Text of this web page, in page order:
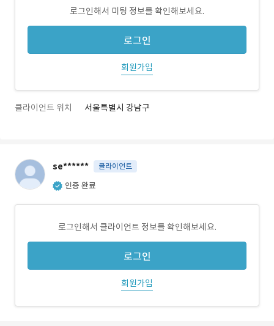
로그인해서 미팅 정보를 확인해보세요.
로그인
회원가입
클라이언트 위치 서울특별시 강남구
se****** 클라이언트
인증 완료
로그인해서 클라이언트 정보를 확인해보세요.
로그인
회원가입